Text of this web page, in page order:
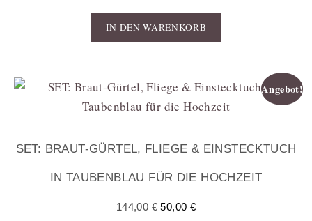
IN DEN WARENKORB
Angebot!
SET: BRAUT-GÜRTEL, FLIEGE & EINSTECKTUCH
IN TAUBENBLAU FÜR DIE HOCHZEIT
144,00€ 50,00 €